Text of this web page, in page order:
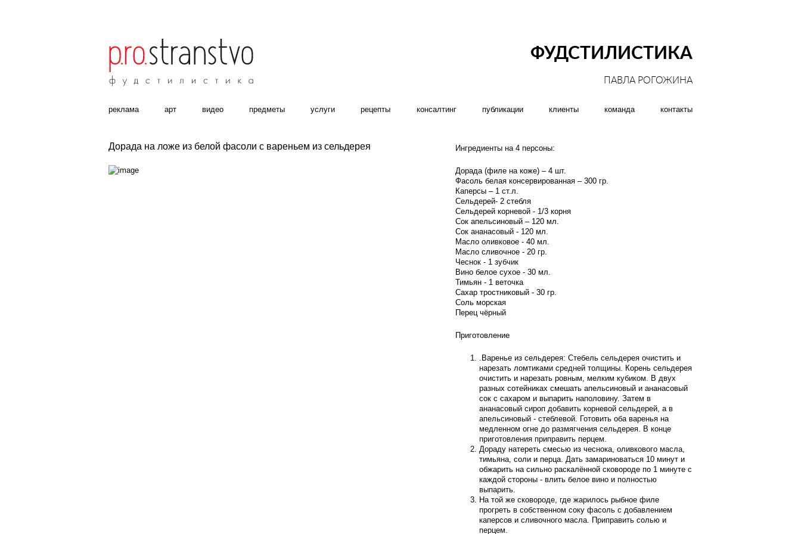
ФУДСТИЛИСТИКА
ПАВЛА РОГОЖИНА
реклама aрт видео предметы услуги рецепты консалтинг публикации клиенты команда контакты
Дорада на ложе из белой фасоли с вареньем из сельдерея Ингредиенты на 4 персоны:
Дорада (филе на коже) – 4 шт.
Фасоль белая консервированная – 300 гр.
Каперсы – 1 ст.л.
Сельдерей- 2 стебля
Сельдерей корневой - 1/3 корня
Сок апельсиновый – 120 мл.
Сок ананасовый - 120 мл.
Масло оливковое - 40 мл.
Масло сливочное - 20 гр.
Чеснок - 1 зубчик
Вино белое сухое - 30 мл.
Тимьян - 1 веточка
Сахар тростниковый - 30 гр.
Соль морская
Перец чёрный
Приготовление
.Варенье из сельдерея: Стебель сельдерея очистить и
нарезать ломтиками средней толщины. Корень сельдерея
очистить и нарезать ровным, мелким кубиком. В двух
разных сотейниках смешать апельсиновый и ананасовый
сок с сахаром и выпарить наполовину. Затем в
ананасовый сироп добавить корневой сельдерей, а в
апельсиновый - стеблевой. Готовить оба варенья на
медленном огне до размягчения сельдерея. В конце
приготовления приправить перцем.
Дораду натереть смесью из чеснока, оливкового масла,
тимьяна, соли и перца. Дать замариноваться 10 минут и
обжарить на сильно раскалённой сковороде по 1 минуте с
каждой стороны - влить белое вино и полностью
выпарить.
На той же сковороде, где жарилось рыбное филе
прогреть в собственном соку фасоль с добавлением
каперсов и сливочного масла. Приправить солью и
перцем.